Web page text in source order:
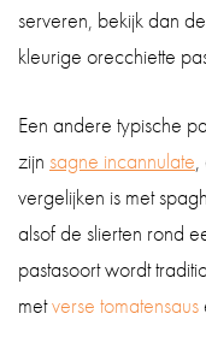
serveren, bekijk dan de
kleurige orecchiette
Een andere typische
zijn sagne incannulate,
vergelijken is met
alsof de slierten rond
pastasoort wordt
metverse tomatensaus